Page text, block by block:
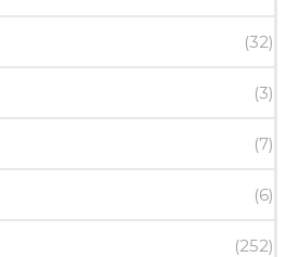
(32)
(3)
(7)
(6)
(252)